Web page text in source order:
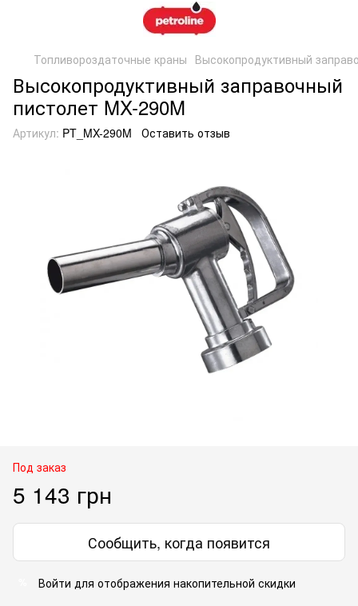
Топливороздаточные краны Высокопродуктивный
Высокопродуктивный заправочный
пистолет MX-290M
Артикул: PT_MX-290M Оставить отзыв
Под заказ
5 143 грн
Сообщить, когда появится
Войти для отображения накопительной скидки